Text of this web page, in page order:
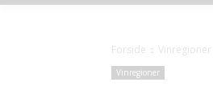
Forside Vinregioner
Vinregioner